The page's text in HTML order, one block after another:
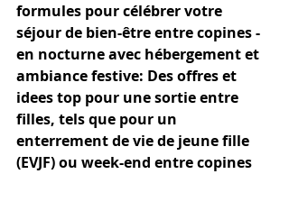
formules pour célébrer votre
séjour de bien-être entre copines -
en nocturne avec hébergement et
ambiance festive: Des offres et
idees top pour une sortie entre
filles, tels que pour un
enterrement de vie de jeune fille
(EVJF) ou week-end entre copines